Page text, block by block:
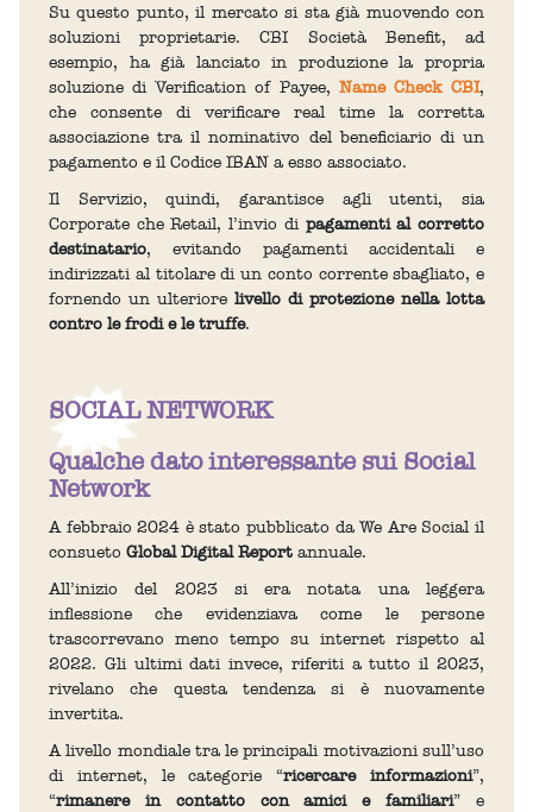
Su questo punto, il mercato si sta già muovendo con
soluzioni proprietarie. CBI Società Benefit, ad
esempio, ha già lanciato in produzione la propria
soluzione di Verification of Payee, Name Check CBI,
che consente di verificare real time la corretta
associazione tra il nominativo del beneficiario di un
pagamento e il Codice IBAN a esso associato.
Il Servizio, quindi, garantisce agli utenti, sia
Corporate che Retail, l’invio di pagamenti al corretto
destinatario, evitando pagamenti accidentali e
indirizzati al titolare di un conto corrente sbagliato, e
fornendo un ulteriore livello di protezione nella lotta
contro le frodi e le truffe.
SOCIAL NETWORK
Qualche dato interessante sui Social
Network
A febbraio 2024 è stato pubblicato da We Are Social il
consueto Global Digital Report annuale.
All’inizio del 2023 si era notata una leggera
inflessione che evidenziava come le persone
trascorrevano meno tempo su internet rispetto al
2022. Gli ultimi dati invece, riferiti a tutto il 2023,
rivelano che questa tendenza si è nuovamente
invertita.
A livello mondiale tra le principali motivazioni sull’uso
di internet, le categorie “ricercare informazioni”,
“rimanere in contatto con amici e familiari” e